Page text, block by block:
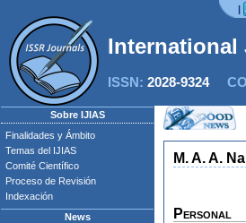
|
International
ISSN: 2028-9324
Sobre IJIAS
Finalidades y Ámbito
Temas del IJIAS
Comité Científico
Proceso de Revisión
Indexación
News
M. A. A.
Personal